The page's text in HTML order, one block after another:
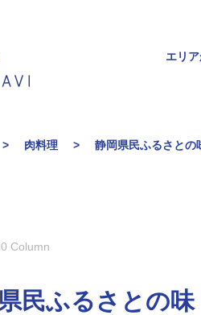
エリ
肉料理 静岡県民ふるさとの
Column
民ふるさとの